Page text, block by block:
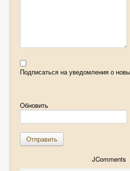
Подписаться на уведомления о
Обновить
Отправить
JComments